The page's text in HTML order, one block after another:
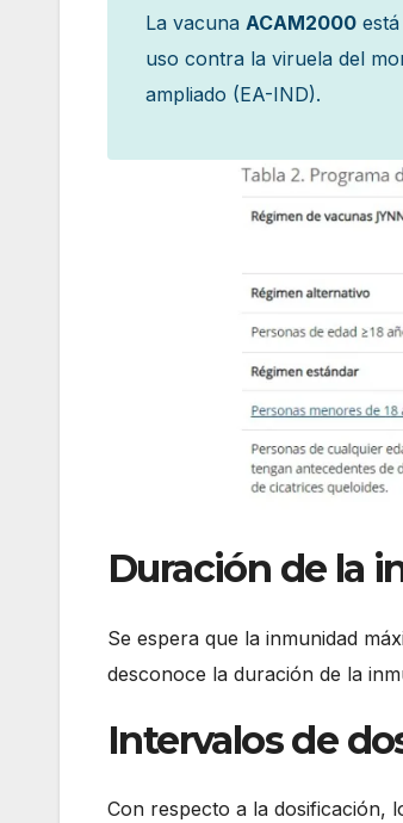
La vacuna ACAM2000
uso contra la viruela del
ampliado (EA-IND).
Duración de la
Se espera que la inmunidad
desconoce la duración de la
Intervalos de
Con respecto a la dosificación,